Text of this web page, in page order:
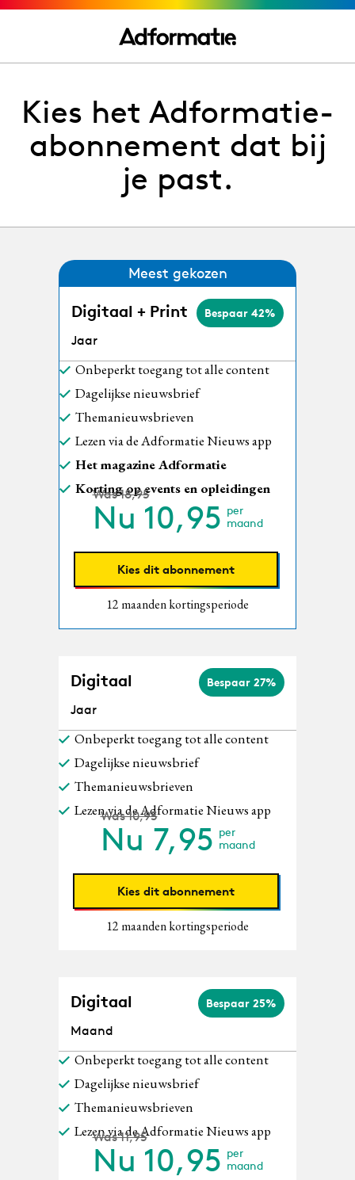
Kies het Adformatie-
abonnement dat bij
je past.
Digitaal Bespaar 27%
Jaar
Onbeperkt toegang tot alle content
Dagelijkse nieuwsbrief
Themanieuwsbrieven
Lezen via de Adformatie Nieuws app
Was 10,95
Nu 7,95 per
maand
Kies dit abonnement
12 maanden kortingsperiode
Meest gekozen
Digitaal + Print Bespaar 42%
Jaar
Onbeperkt toegang tot alle content
Dagelijkse nieuwsbrief
Themanieuwsbrieven
Lezen via de Adformatie Nieuws app
Het magazine Adformatie
Korting op events en opleidingen
Was 18,95
Nu 10,95 per
maand
Kies dit abonnement
12 maanden kortingsperiode
Digitaal Bespaar 25%
Maand
Onbeperkt toegang tot alle content
Dagelijkse nieuwsbrief
Themanieuwsbrieven
Lezen via de Adformatie Nieuws app
Was 11,95
Nu 10,95 per
maand